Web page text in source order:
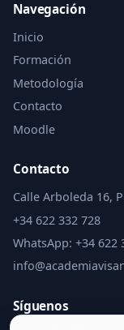
Navegación
Inicio
Formación
Metodología
Contacto
Moodle
Contacto
Calle Arboleda 16,
+34 622 332 728
WhatsApp: +34 622
Síguenos